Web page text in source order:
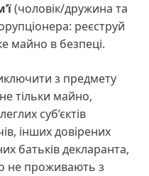
(чоловік/дружина та
реєструй
майно в безпеці.
з предмету
тільки майно,
суб’єктів
інших довірених
батьків декларанта,
не проживають з